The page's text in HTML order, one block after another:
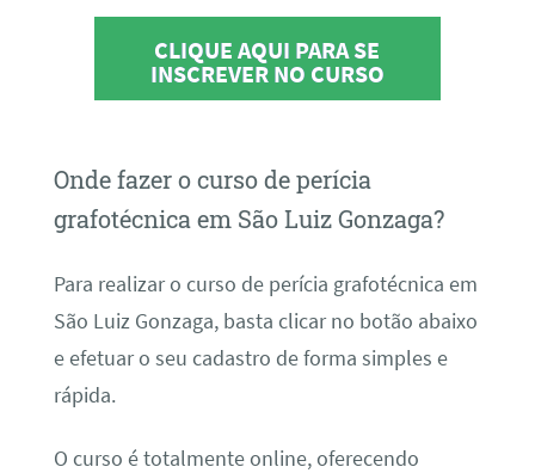
CLIQUE AQUI PARA SE
INSCREVER NO CURSO
Onde fazer o curso de perícia
grafotécnica em São Luiz Gonzaga?
Para realizar o curso de perícia grafotécnica em
São Luiz Gonzaga, basta clicar no botão abaixo
e efetuar o seu cadastro de forma simples e
rápida.
O curso é totalmente online, oferecendo